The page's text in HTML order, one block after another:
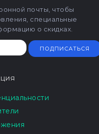
почты, чтобы
специальные
о скидках.
ПОДПИСАТЬСЯ